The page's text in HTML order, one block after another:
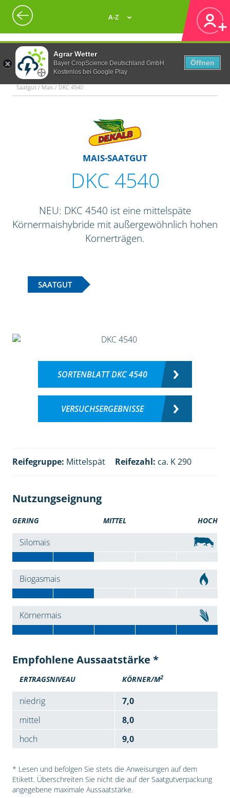
Agrar Wetter
Bayer CropScience Deutschland GmbH
Kostenlos bei Google Play
Öffnen
A-Z
Saatgut / Mais / DKC 4540
MAIS-SAATGUT
DKC 4540
NEU: DKC 4540 ist eine mittelspäte
Körnermaishybride mit außergewöhnlich hohen
Kornerträgen.
SAATGUT
SORTENBLATT DKC 4540
VERSUCHSERGEBNISSE
Reifegruppe: Mittelspät Reifezahl: ca. K 290
Nutzungseignung
GERING MITTEL HOCH
Silomais
Biogasmais
Körnermais
Empfohlene Aussaatstärke *
ERTRAGSNIVEAU KÖRNER/M2
niedrig
7,0
mittel
8,0
hoch
9,0
* Lesen und befolgen Sie stets die Anweisungen auf dem
Etikett. Überschreiten Sie nicht die auf der Saatgutverpackung
angegebene maximale Aussaatstärke.